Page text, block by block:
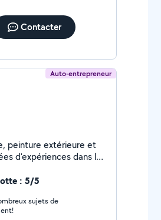
Contacter
Auto-entrepreneur
peinture extérieure et
d'expériences dans le
en
également.
: 5/5
sujets de